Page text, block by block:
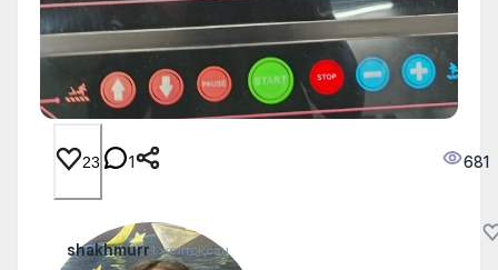
23 1 681
shakhmurr1 желтоқсан